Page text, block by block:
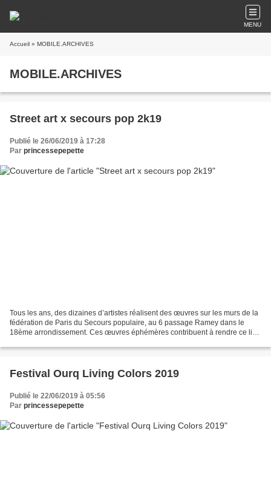
MENU
Accueil » MOBILE.ARCHIVES
MOBILE.ARCHIVES
Street art x secours pop 2k19
Publié le 26/06/2019 à 17:28
Par princessepepette
Tous les ans, des dizaines d’artistes réalisent des œuvres sur les murs de la
fédération de Paris du Secours populaire, au 6 passage Ramey dans le
18ème arrondissement. Ces œuvres éphémères contribuent à rendre ce lieu
Festival Ourq Living Colors 2019
Publié le 22/06/2019 à 05:56
Par princessepepette